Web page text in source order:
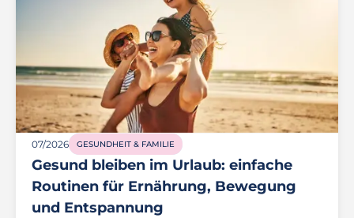
07/2026 GESUNDHEIT & FAMILIE
Gesund bleiben im Urlaub: einfache
Routinen für Ernährung, Bewegung
und Entspannung